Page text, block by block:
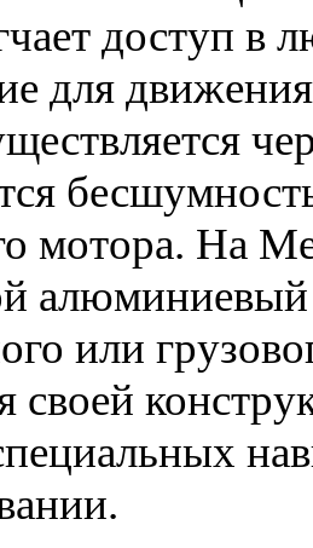
доступ в
для
мотора. На
алюминиевый
или
своей